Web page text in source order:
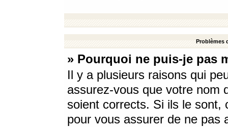
Problèmes
» Pourquoi ne puis-je pas
Il y a plusieurs raisons qui
assurez-vous que votre nom
soient corrects. Si ils le sont,
pour vous assurer de ne pas